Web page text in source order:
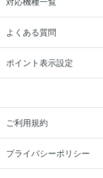
よくある質問
ポイント表示設定
ご利用規約
プライバシーポリシー